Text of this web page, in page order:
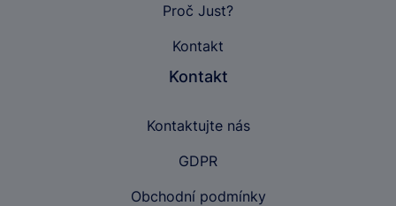
Proč Just?
Kontakt
Kontakt
Kontaktujte nás
GDPR
Obchodní podmínky